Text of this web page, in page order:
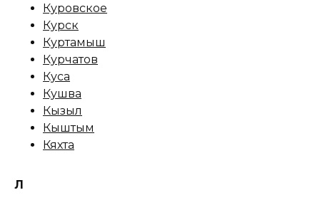
Куровское
Курск
Куртамыш
Курчатов
Куса
Кушва
Кызыл
Кыштым
Кяхта
Л